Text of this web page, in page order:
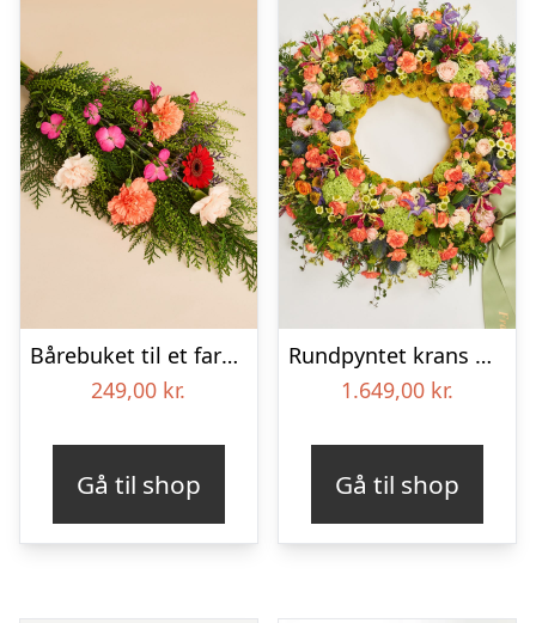
Bårebuket til et farverigt minde
249,00 kr.
Gå til shop
Rundpyntet krans med bånd – Et farverigt farvel
1.649,00 kr.
Gå til shop